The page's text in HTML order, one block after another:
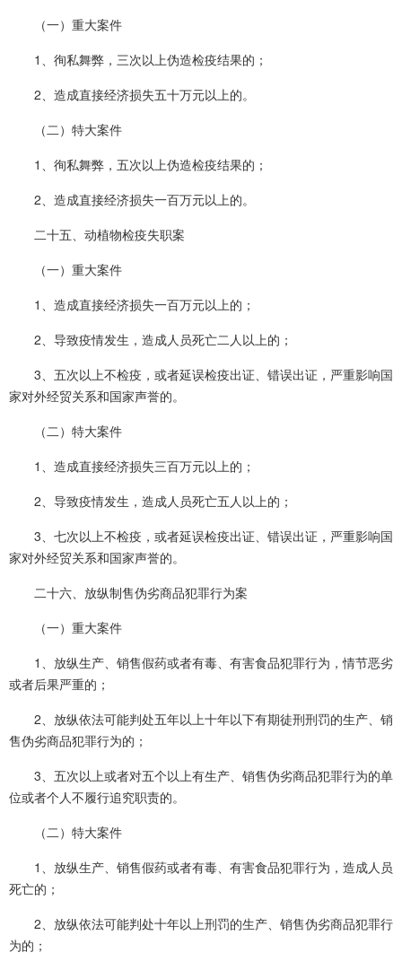
（一）重大案件
1、徇私舞弊，三次以上伪造检疫结果的；
2、造成直接经济损失五十万元以上的。
（二）特大案件
1、徇私舞弊，五次以上伪造检疫结果的；
2、造成直接经济损失一百万元以上的。
二十五、动植物检疫失职案
（一）重大案件
1、造成直接经济损失一百万元以上的；
2、导致疫情发生，造成人员死亡二人以上的；
3、五次以上不检疫，或者延误检疫出证、错误出证，严重影响国
家对外经贸关系和国家声誉的。
（二）特大案件
1、造成直接经济损失三百万元以上的；
2、导致疫情发生，造成人员死亡五人以上的；
3、七次以上不检疫，或者延误检疫出证、错误出证，严重影响国
家对外经贸关系和国家声誉的。
二十六、放纵制售伪劣商品犯罪行为案
（一）重大案件
1、放纵生产、销售假药或者有毒、有害食品犯罪行为，情节恶劣
或者后果严重的；
2、放纵依法可能判处五年以上十年以下有期徒刑刑罚的生产、销
售伪劣商品犯罪行为的；
3、五次以上或者对五个以上有生产、销售伪劣商品犯罪行为的单
位或者个人不履行追究职责的。
（二）特大案件
1、放纵生产、销售假药或者有毒、有害食品犯罪行为，造成人员
死亡的；
2、放纵依法可能判处十年以上刑罚的生产、销售伪劣商品犯罪行
为的；